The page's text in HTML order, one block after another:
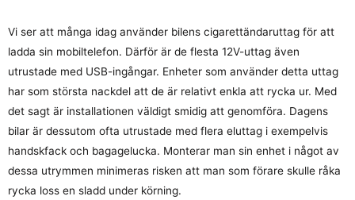
Vi ser att många idag använder bilens cigarettändaruttag för att
ladda sin mobiltelefon. Därför är de flesta 12V-uttag även
utrustade med USB-ingångar. Enheter som använder detta uttag
har som största nackdel att de är relativt enkla att rycka ur. Med
det sagt är installationen väldigt smidig att genomföra. Dagens
bilar är dessutom ofta utrustade med flera eluttag i exempelvis
handskfack och bagagelucka. Monterar man sin enhet i något av
dessa utrymmen minimeras risken att man som förare skulle råka
rycka loss en sladd under körning.